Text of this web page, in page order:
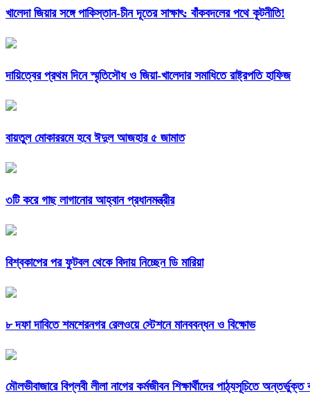
খালেদা জিয়ার সঙ্গে পাকিস্তান-চীন দূতের সাক্ষাৎ: বাঁকবদলের পথে কূটনীতি!
দায়িত্বের প্রথম দিনে স্মৃতিসৌধ ও জিয়া-খালেদার সমাধিতে রাষ্ট্রপতি হাফিজ
বায়তুল মোকাররমে হবে ঈদুল আজহার ৫ জামাত
৩টি করে গাছ লাগানোর আহ্বান প্রধানমন্ত্রীর
বিশ্বকাপের পর ফুটবল থেকে বিদায় নিচ্ছেন ডি মারিয়া
৮ দফা দাবিতে শমশেরনগর রেলওয়ে স্টেশনে মানববন্ধন ও বিক্ষোভ
মৌলভীবাজারে বিপ্লবী লীলা নাগের কর্মজীবন শিক্ষার্থীদের পাঠ্যসূচিতে